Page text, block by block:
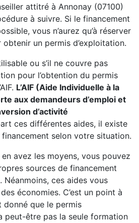
attitré à Annonay (07100)
à suivre. Si le financement
vous n’aurez qu’à réserver
un permis d’exploitation.
ou s’il ne couvre pas
pour l’obtention du permis
L’AIF (Aide Individuelle à la
aux demandeurs d’emploi et
d’activité
ces différentes aides, il existe
financement selon votre situation.
avez les moyens, vous pouvez
sources de financement
Néanmoins, ces aides vous
économies. C’est un point à
donné que le permis
peut-être pas la seule formation